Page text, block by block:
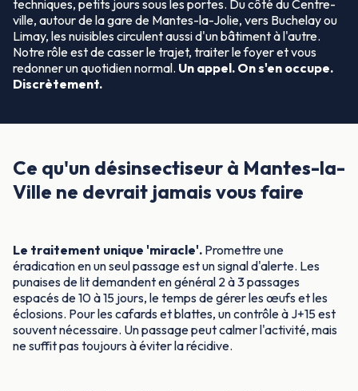
techniques, petits jours sous les portes. Du côté du Centre-
ville, autour de la gare de Mantes-la-Jolie, vers Buchelay ou
Limay, les nuisibles circulent aussi d'un bâtiment à l'autre.
Notre rôle est de casser le trajet, traiter le foyer et vous
redonner un quotidien normal. Un appel. On s'en occupe.
Discrètement.
Ce qu'un désinsectiseur à Mantes-la-
Ville ne devrait jamais vous faire
Le traitement unique 'miracle'. Promettre une
éradication en un seul passage est un signal d'alerte. Les
punaises de lit demandent en général 2 à 3 passages
espacés de 10 à 15 jours, le temps de gérer les œufs et les
éclosions. Pour les cafards et blattes, un contrôle à J+15 est
souvent nécessaire. Un passage peut calmer l'activité, mais
ne suffit pas toujours à éviter la récidive.